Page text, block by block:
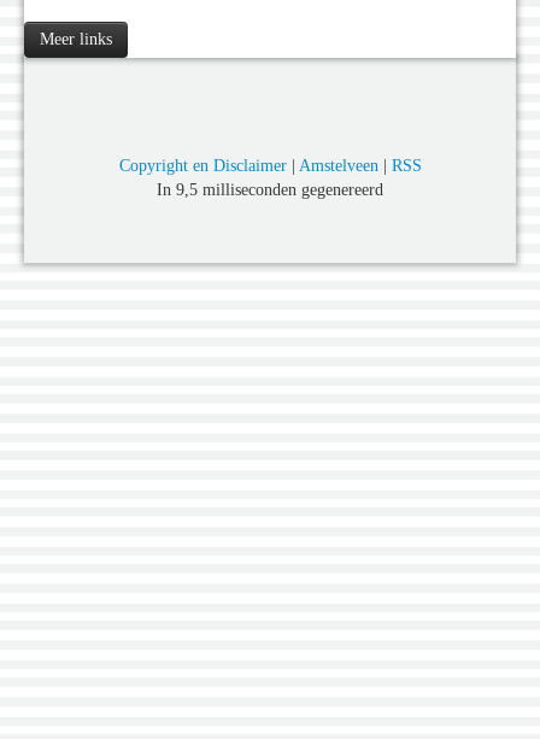
Meer links
Copyright en Disclaimer| Amstelveen
RSS
In 9,5 milliseconden gegenereerd